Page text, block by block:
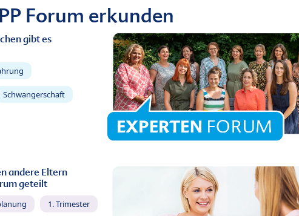
Forum erkunden
gibt es
Schwangerschaft
andere Eltern
geteilt
1. Trimester